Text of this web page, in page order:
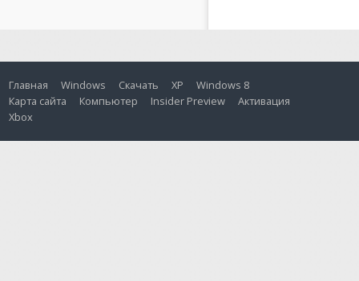
Главная Windows Скачать XP
Windows 8
Карта сайта
Компьютер Insider Preview
Активация
Xbox